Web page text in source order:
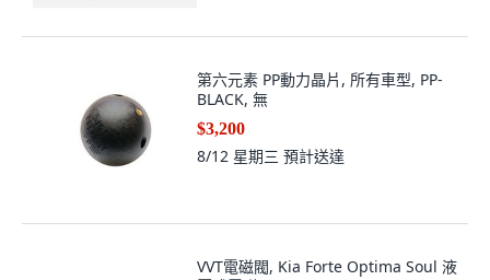
第六元素 PP動力晶片, 所有車型, PP-
BLACK, 無
$3,200
8/12 星期三 預計送達
VVT電磁閥, Kia Forte Optima Soul 液